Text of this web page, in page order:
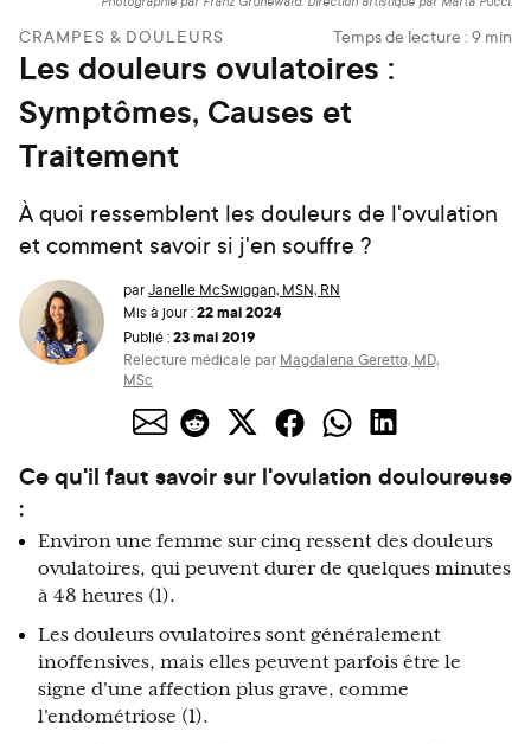
CRAMPES & DOULEURS Temps de lecture : 9 min
Les douleurs ovulatoires :
Symptômes, Causes et
Traitement
À quoi ressemblent les douleurs de l'ovulation
et comment savoir si j'en souffre ?
parJanelle McSwiggan, MSN, RN
Mis à jour :22 mai 2024
Publié :23 mai 2019
Relecture médicale par Magdalena Geretto, MD,
MSc
Ce qu'il faut savoir sur l'ovulation douloureuse
:
Environ une femme sur cinq ressent des douleurs
ovulatoires, qui peuvent durer de quelques minutes
à 48 heures (1).
Les douleurs ovulatoires sont généralement
inoffensives, mais elles peuvent parfois être le
signe d'une affection plus grave, comme
l'endométriose (1).